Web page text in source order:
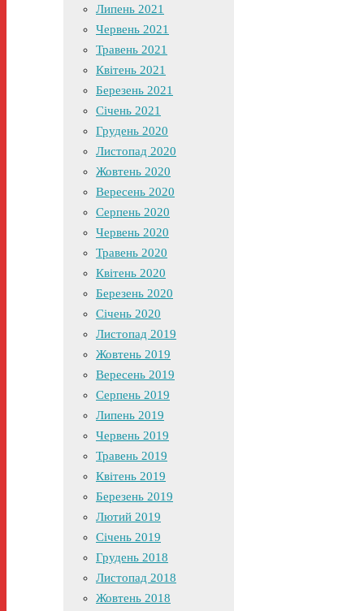
Липень 2021
Червень 2021
Травень 2021
Квітень 2021
Березень 2021
Січень 2021
Грудень 2020
Листопад 2020
Жовтень 2020
Вересень 2020
Серпень 2020
Червень 2020
Травень 2020
Квітень 2020
Березень 2020
Січень 2020
Листопад 2019
Жовтень 2019
Вересень 2019
Серпень 2019
Липень 2019
Червень 2019
Травень 2019
Квітень 2019
Березень 2019
Лютий 2019
Січень 2019
Грудень 2018
Листопад 2018
Жовтень 2018